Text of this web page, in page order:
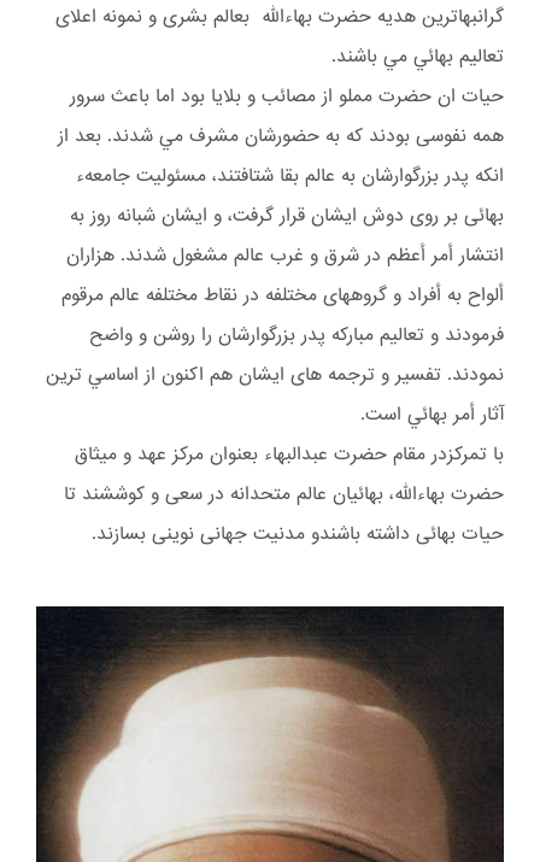
گرانبهاترين هديه حضرت بهاءالله بعالم بشرى و نمونه اعلاى
تعاليم بهائي مي باشند.
حيات ان حضرت مملو از مصائب و بلايا بود اما باعث سرور
همه نفوسى بودند كه به حضورشان مشرف مي شدند. بعد از
انكه پدر بزرگوارشان به عالم بقا شتافتند، مسئوليت جامعهء
بهائى بر روى دوش ايشان قرار گرفت، و ايشان شبانه روز به
انتشار أمر أعظم در شرق و غرب عالم مشغول شدند. هزاران
ألواح به أفراد و گروههاى مختلفه در نقاط مختلفه عالم مرقوم
فرمودند و تعاليم مباركه پدر بزرگوارشان را روشن و واضح
نمودند. تفسير و ترجمه هاى ايشان هم اكنون از اساسي ترين
آثار أمر بهائي است.
با تمرکزدر مقام حضرت عبدالبهاء بعنوان مركز عهد و ميثاق
حضرت بهاءالله، بهائيان عالم متحدانه در سعى و كوششند تا
حيات بهائى داشته باشندو مدنيت جهانى نوينى بسازند.